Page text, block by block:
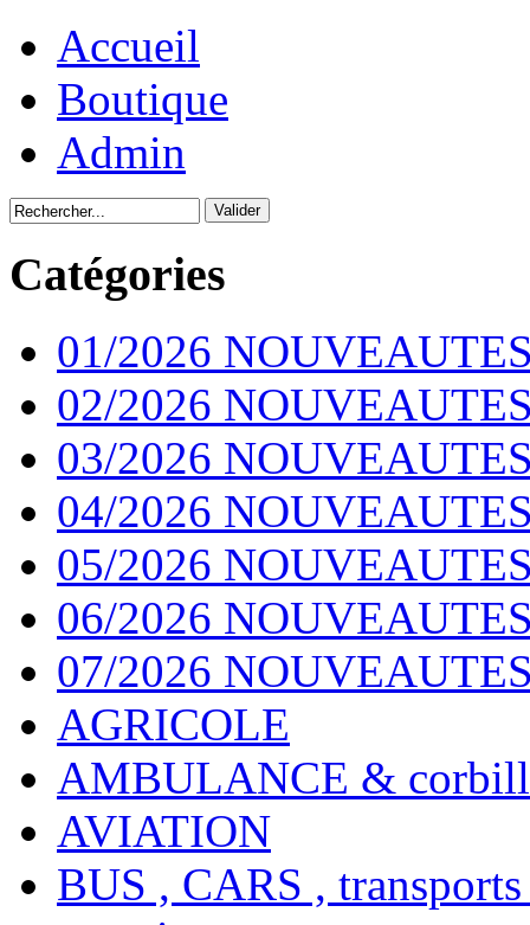
Accueil
Boutique
Admin
Catégories
01/2026
02/2026
03/2026
04/2026
05/2026
06/2026
07/2026
AGRICOLE
AMBULANCE &
AVIATION
BUS , CARS ,